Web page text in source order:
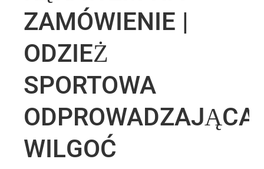
ZAMÓWIENIE |
ODZIEŻ
SPORTOWA
ODPROWADZAJĄCA
WILGOĆ